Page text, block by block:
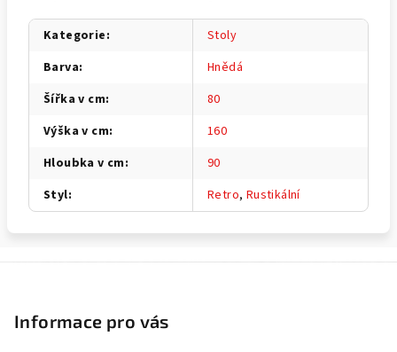
Kategorie:
Stoly
Barva:
Hnědá
Šířka v cm:
80
Výška v cm:
160
Hloubka v cm:
90
Styl: Retro, Rustikální
Informace pro vás